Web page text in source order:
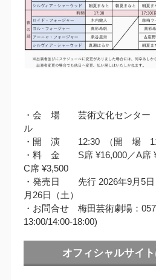
・会 場 芸術文化センター
ル
・開 演 12:30 （開 場
・料 金 S席 ¥16,000／A席
C席 ¥3,500
・発売日 先行 2026年9月5
月26日（土）
・お問合せ 梅田芸術劇場：
13:00/14:00-18:00)
オフィシャルサイ